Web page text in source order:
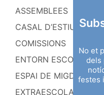
No et
dels
festes
ASSEMBLEES
CASAL D’ESTIU
COMISSIONS
ENTORN ESCOLAR
ESPAI DE MIGDIA
EXTRAESCOLARS